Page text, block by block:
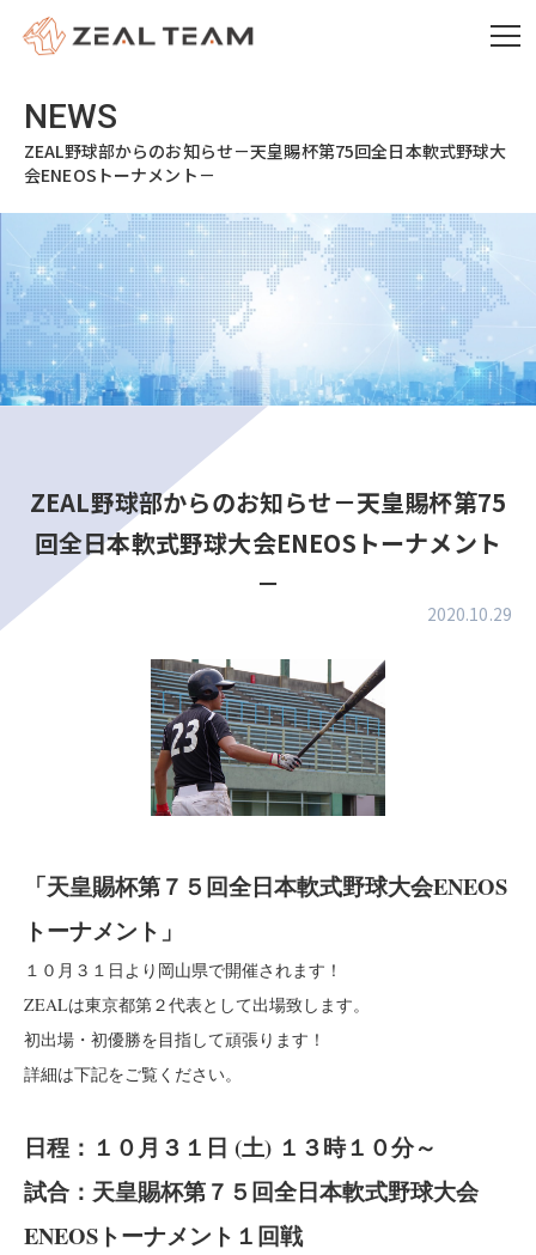
ZEAL野球部からのお知らせ－天皇賜杯第75回全日本軟式野球大
会ENEOSトーナメント－
ZEAL野球部からのお知らせ－天皇賜杯第75
回全日本軟式野球大会ENEOSトーナメント
－
2020.10.29
「天皇賜杯第７５回全日本軟式野球大会ENEOS
トーナメント」
１０月３１日より岡山県で開催されます！
ZEALは東京都第２代表として出場致します。
初出場・初優勝を目指して頑張ります！
詳細は下記をご覧ください。
日程：１０月３１日 (土) １３時１０分～
試合：天皇賜杯第７５回全日本軟式野球大会
ENEOSトーナメント１回戦